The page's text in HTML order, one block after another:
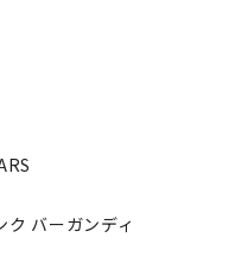
バーガンディ